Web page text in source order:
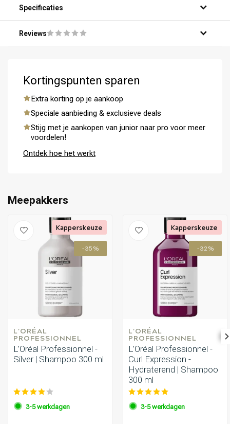
Specificaties
Reviews
Kortingspunten sparen
Extra korting op je aankoop
Speciale aanbieding & exclusieve deals
Stijg met je aankopen van junior naar pro voor meer
voordelen!
Ontdek hoe het werkt
Meepakkers
-35%
L'ORÉAL
PROFESSIONNEL
L’Oréal Professionnel -
Silver | Shampoo 300 ml
3-5 werkdagen
Kapperskeuze
-32%
L'ORÉAL
PROFESSIONNEL
L’Oréal Professionnel -
Curl Expression -
Hydraterend | Shampoo
300 ml
3-5 werkdagen
Kapperskeuze